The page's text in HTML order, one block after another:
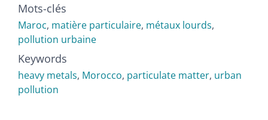
Mots-clés
Maroc, matière particulaire, métaux lourds,
pollution urbaine
Keywords
heavy metals, Morocco, particulate matter, urban
pollution